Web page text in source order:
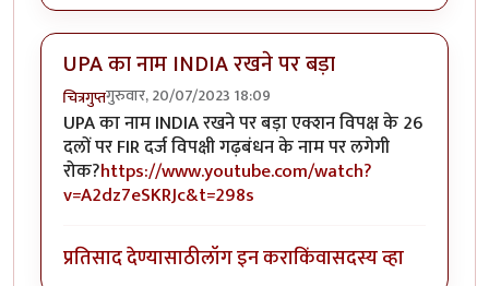
UPA का नाम INDIA रखने पर बड़ा
चित्रगुप्तगुरुवार, 20/07/2023 18:09
UPA का नाम INDIA रखने पर बड़ा एक्शन विपक्ष के 26
दलों पर FIR दर्ज विपक्षी गढ़बंधन के नाम पर लगेगी
रोक?https://www.youtube.com/watch?
v=A2dz7eSKRJc&t=298s
प्रतिसाद देण्यासाठीलॉग इन कराकिंवासदस्य व्हा